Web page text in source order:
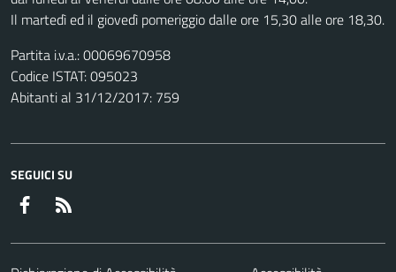
Il martedì ed il giovedì pomeriggio dalle ore 15,30 alle ore 18,30.
Partita i.v.a.: 00069670958
Codice ISTAT: 095023
Abitanti al 31/12/2017: 759
SEGUICI SU
Facebook